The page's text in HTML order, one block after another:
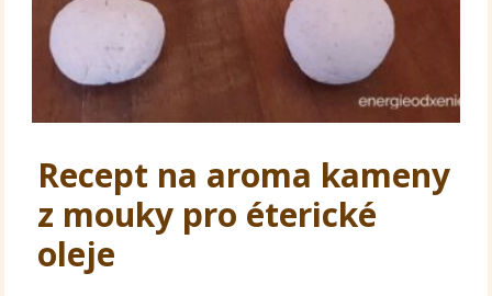
Recept na aroma kameny
z mouky pro éterické
oleje